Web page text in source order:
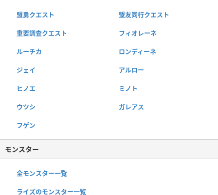
盟勇クエスト 盟友同行クエスト
重要調査クエスト フィオレーネ
ルーチカ ロンディーネ
ジェイ アルロー
ヒノエ ミノト
ウツシ ガレアス
フゲン
モンスター
全モンスター一覧
ライズのモンスター一覧